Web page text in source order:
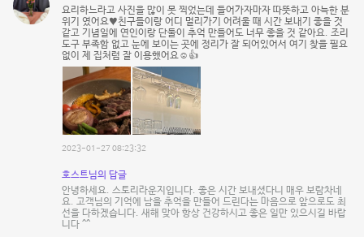
요리하느라고 사진을 많이 못 찍었는데 들어가자마자 따뜻하고 아늑한 분
위기 였어요♥️친구들이랑 어디 멀리가기 어려울 때 시간 보내기 좋을 것
같고 기념일에 연인이랑 단둘이 추억 만들어도 너무 좋을 것 같아요. 조리
도구 부족함 없고 눈에 보이는 곳에 정리가 잘 되어있어서 여기 찾을 필요
없이 제 집처럼 잘 이용했어요☺️👍
2023-01-27 08:23:32
호스트님의 답글
안녕하세요. 스토리라운지입니다. 좋은 시간 보내셨다니 매우 보람차네
요. 고객님의 기억에 남을 추억을 만들어 드린다는 마음으로 앞으로도 최
선을 다하겠습니다. 새해 맞아 항상 건강하시고 좋은 일만 있으시길 바랍
니다 ^^